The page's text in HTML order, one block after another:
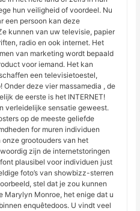
hun veiligheid of voordeel. Nu
een persoon kan deze
kunnen van uw televisie, papier
radio en ook internet. Het
van marketing wordt bepaald
voor iemand. Het kan
een televisietoestel,
deze vier massamedia , de
de eerste is het INTERNET!
verleidelijke sensatie geweest.
op de meeste geliefde
for muren individuen
onze grootouders van het
zijn de internetstoringen
plausibel voor individuen just
foto’s van showbizz-sterren
stel dat je zou kunnen
Marylyn Monroe, het enige dat u
enquêtedoos. U vindt veel